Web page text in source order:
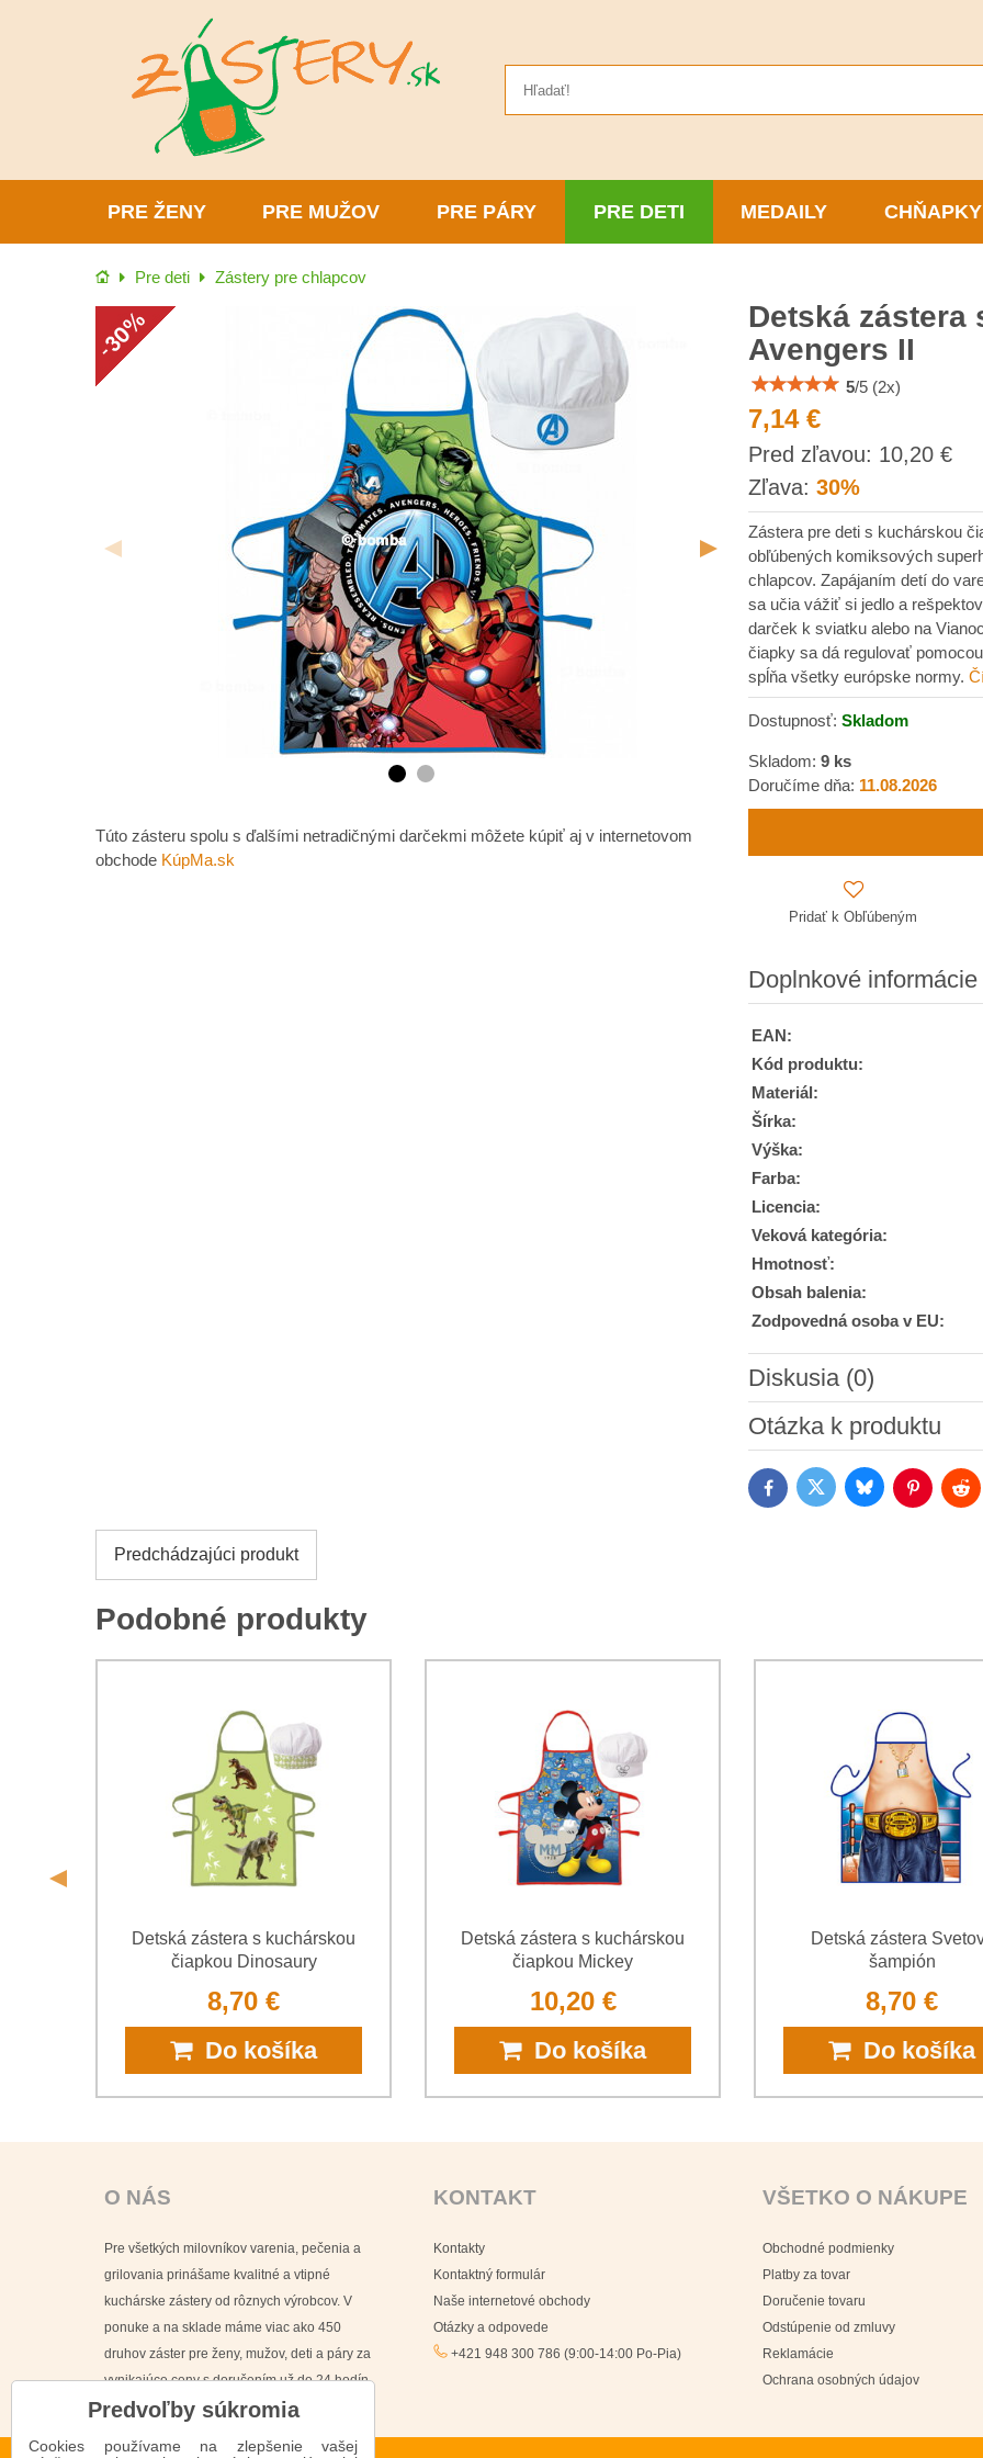
PRE ŽENY PRE MUŽOV PRE PÁRY PRE DETI MEDAILY CHŇAPKY
Úvod Pre deti Zástery pre chlapcov
Túto zásteru spolu s ďalšími netradičnými darčekmi môžete kúpiť aj v internetovom
obchode KúpMa.sk
Detská
Avengers II
5/5 (2x)
7,14 €
Pred zľavou: 10,20 €s
Zľava: 30%
Zástera pre deti s kuchárskou
obľúbených komiksových
chlapcov. Zapájaním detí do
sa učia vážiť si jedlo a
darček k sviatku alebo na
čiapky sa dá regulovať
spĺňa všetky európske normy.
Dostupnosť: Skladom
Skladom: 9 ks
Doručíme dňa: 11.08.2026
Pridať k Obľúbeným
Doplnkové informácie
EAN:
Kód produktu:
Materiál:
Šírka:
Výška:
Farba:
Licencia:
Veková kategória:
Hmotnosť:
Obsah balenia:
Zodpovedná osoba v EU:
Diskusia (0)
Nový komentár
Oboznámil som sa s
Otázka k produktu
FacebookTwitter BlueskyPinterest
Predchádzajúci produkt
Podobné produkty
Detská zástera s kuchárskou
čiapkou Dinosaury
8,70 €
Do košíka
Detská zástera s kuchárskou
čiapkou Mickey
10,20 €
Do košíka
Detská zástera
šampión
8,70 €
Do košíka
O NÁS
Pre všetkých milovníkov varenia, pečenia a
grilovania prinášame kvalitné a vtipné
kuchárske zástery od rôznych výrobcov. V
ponuke a na sklade máme viac ako 450
druhov záster pre ženy, mužov, deti a páry za
vynikajúce ceny s doručením už do 24 hodín.
KONTAKT
Kontakty
Kontaktný formulár
Naše internetové obchody
Otázky a odpovede
+421 948 300 786 (9:00-14:00 Po-Pia)
VŠETKO O NÁKUPE
Obchodné podmienky
Platby za tovar
Doručenie tovaru
Odstúpenie od zmluvy
Reklamácie
Ochrana osobných údajov
Predvoľby súkromia
Cookies používame na zlepšenie vašej